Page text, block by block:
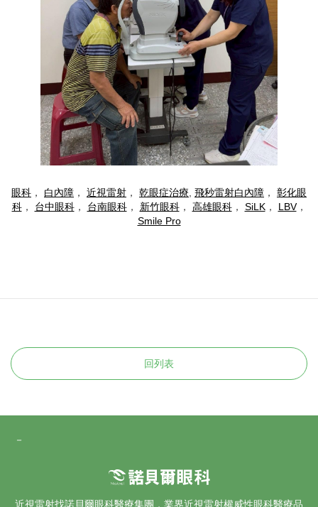
眼科 ， 白內障 ， 近視雷射 ， 乾眼症治療 飛秒雷射白內障 ， 彰化眼
科， 台中眼科， 台南眼科， 新竹眼科， 高雄眼科， SiLK， LBV，
Smile Pro
回列表
－
近視雷射找諾貝爾眼科醫療集團，業界近視雷射權威性眼科醫療品